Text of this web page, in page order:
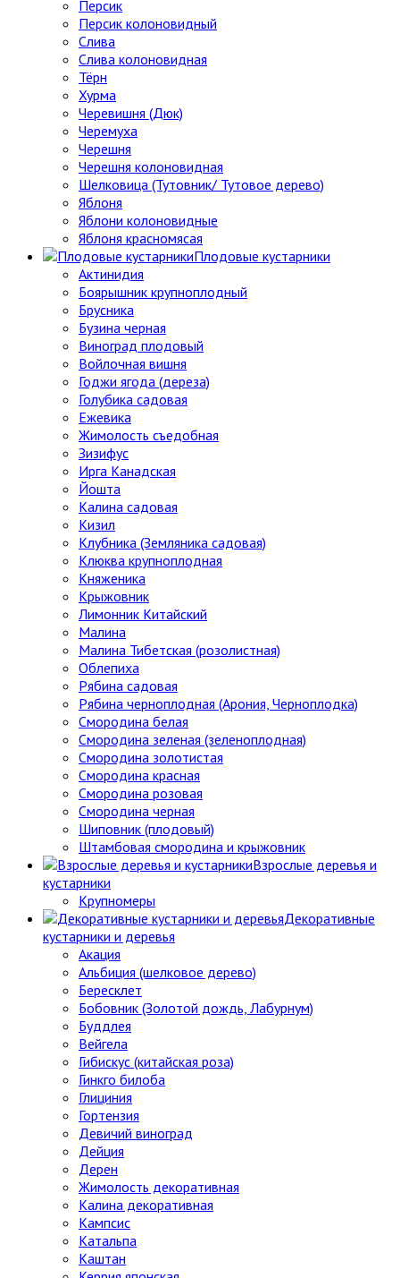
Персик
Персик колоновидный
Слива
Слива колоновидная
Тёрн
Хурма
Черевишня (Дюк)
Черемуха
Черешня
Черешня колоновидная
Шелковица (Тутовник/ Тутовое дерево)
Яблоня
Яблони колоновидные
Яблоня красномясая
Плодовые кустарники
Актинидия
Боярышник крупноплодный
Брусника
Бузина черная
Виноград плодовый
Войлочная вишня
Годжи ягода (дереза)
Голубика садовая
Ежевика
Жимолость съедобная
Зизифус
Ирга Канадская
Йошта
Калина садовая
Кизил
Клубника (Земляника садовая)
Клюква крупноплодная
Княженика
Крыжовник
Лимонник Китайский
Малина
Малина Тибетская (розолистная)
Облепиха
Рябина садовая
Рябина черноплодная (Арония, Черноплодка)
Смородина белая
Смородина зеленая (зеленоплодная)
Смородина золотистая
Смородина красная
Смородина розовая
Смородина черная
Шиповник (плодовый)
Штамбовая смородина и крыжовник
Взрослые деревья и
кустарники
Крупномеры
Декоративные
кустарники и деревья
Акация
Альбиция (шелковое дерево)
Бересклет
Бобовник (Золотой дождь, Лабурнум)
Буддлея
Вейгела
Гибискус (китайская роза)
Гинкго билоба
Глициния
Гортензия
Девичий виноград
Дейция
Дерен
Жимолость декоративная
Калина декоративная
Кампсис
Катальпа
Каштан